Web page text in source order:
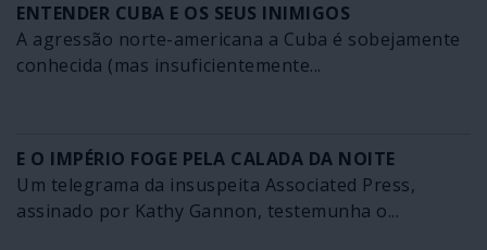
ENTENDER CUBA E OS SEUS INIMIGOS
A agressão norte-americana a Cuba é sobejamente
conhecida (mas insuficientemente...
E O IMPÉRIO FOGE PELA CALADA DA NOITE
Um telegrama da insuspeita Associated Press,
assinado por Kathy Gannon, testemunha o...